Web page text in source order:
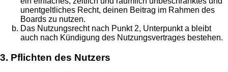
unentgeltliches Recht, deinen Beitrag im Rahmen des
Boards zu nutzen.
Das Nutzungsrecht nach Punkt 2, Unterpunkt a bleibt
auch nach Kündigung des Nutzungsvertrages bestehen.
3. Pflichten des Nutzers